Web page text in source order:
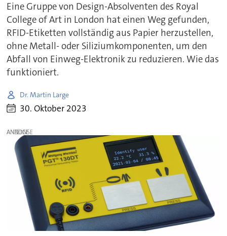
Eine Gruppe von Design-Absolventen des Royal
College of Art in London hat einen Weg gefunden,
RFID-Etiketten vollständig aus Papier herzustellen,
ohne Metall- oder Siliziumkomponenten, um den
Abfall von Einweg-Elektronik zu reduzieren. Wie das
funktioniert.
Dr. Martin Large
30. Oktober 2023
ANZEIGE